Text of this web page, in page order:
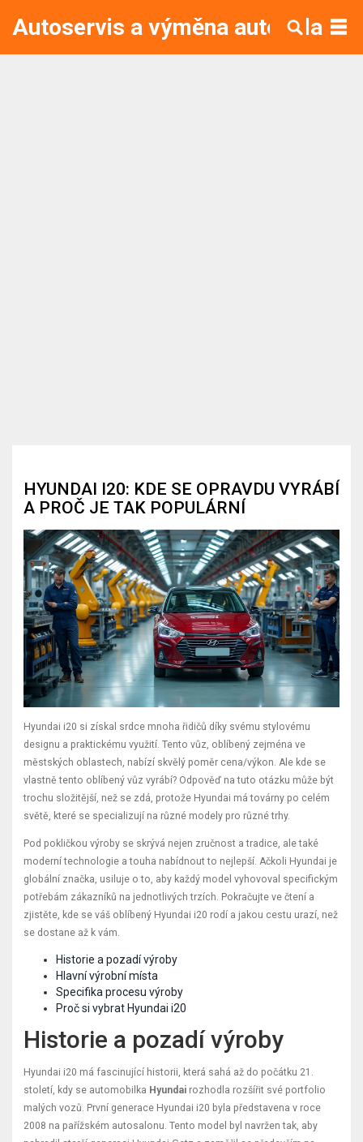
Autoservis a výměna autoskla
HYUNDAI I20: KDE SE OPRAVDU VYRÁBÍ
A PROČ JE TAK POPULÁRNÍ
Hyundai i20 si získal srdce mnoha řidičů díky svému stylovému
designu a praktickému využití. Tento vůz, oblíbený zejména ve
městských oblastech, nabízí skvělý poměr cena/výkon. Ale kde se
vlastně tento oblíbený vůz vyrábí? Odpověď na tuto otázku může být
trochu složitější, než se zdá, protože Hyundai má továrny po celém
světě, které se specializují na různé modely pro různé trhy.
Pod pokličkou výroby se skrývá nejen zručnost a tradice, ale také
moderní technologie a touha nabídnout to nejlepší. Ačkoli Hyundai je
globální značka, usiluje o to, aby každý model vyhovoval specifickým
potřebám zákazníků na jednotlivých trzích. Pokračujte ve čtení a
zjistěte, kde se váš oblíbený Hyundai i20 rodí a jakou cestu urazí, než
se dostane až k vám.
Historie a pozadí výroby
Hlavní výrobní místa
Specifika procesu výroby
Proč si vybrat Hyundai i20
Historie a pozadí výroby
Hyundai i20 má fascinující historii, která sahá až do počátku 21.
století, kdy se automobilka Hyundai rozhodla rozšířit své portfolio
malých vozů. První generace Hyundai i20 byla představena v roce
2008 na pařížském autosalonu. Tento model byl navržen tak, aby